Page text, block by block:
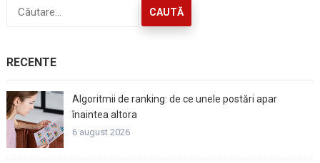
după:
RECENTE
Algoritmii de ranking: de ce unele postări apar
înaintea altora
6 august 2026